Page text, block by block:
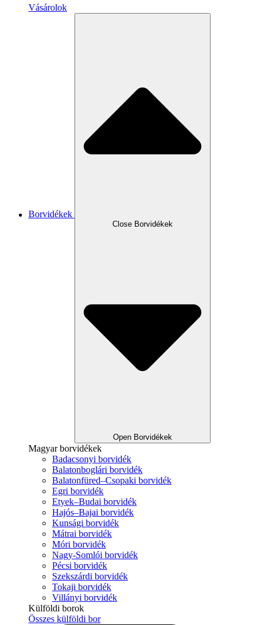
Vásárolok
Borvidékek
Close Borvidékek
Open Borvidékek
Magyar borvidékek
Badacsonyi borvidék
Balatonboglári borvidék
Balatonfüred–Csopaki borvidék
Egri borvidék
Etyek–Budai borvidék
Hajós–Bajai borvidék
Kunsági borvidék
Mátrai borvidék
Móri borvidék
Nagy-Somlói borvidék
Pécsi borvidék
Szekszárdi borvidék
Tokaji borvidék
Villányi borvidék
Külföldi borok
Összes külföldi bor